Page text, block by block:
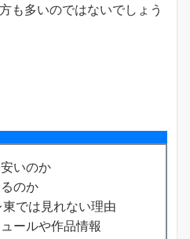
も多いのではないでしょう
いのか
のか
東では見れない理由
ールや作品情報